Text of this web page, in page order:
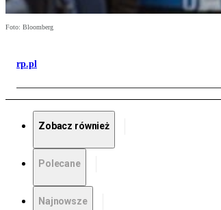
Foto: Bloomberg
rp.pl
Zobacz również
Polecane
Najnowsze